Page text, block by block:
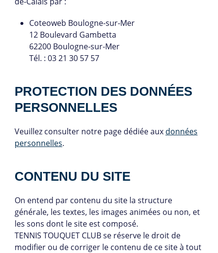
Coteoweb Boulogne-sur-Mer
12 Boulevard Gambetta
62200 Boulogne-sur-Mer
Tél. : 03 21 30 57 57
PROTECTION DES DONNÉES
PERSONNELLES
Veuillez consulter notre page dédiée aux données
personnelles.
CONTENU DU SITE
On entend par contenu du site la structure
générale, les textes, les images animées ou non, et
les sons dont le site est composé.
TENNIS TOUQUET CLUB se réserve le droit de
modifier ou de corriger le contenu de ce site à tout